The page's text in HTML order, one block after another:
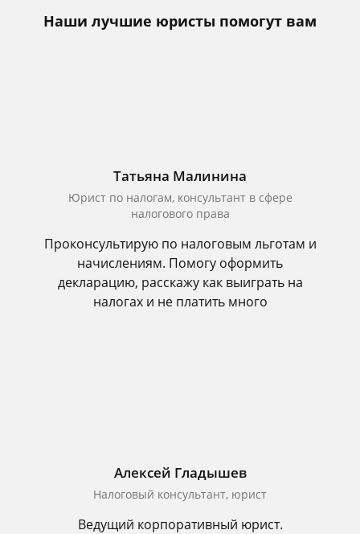
Наши лучшие юристы помогут вам
Татьяна Малинина
Юрист по налогам, консультант в сфере
налогового права
Проконсультирую по налоговым льготам и
начислениям. Помогу оформить
декларацию, расскажу как выиграть на
налогах и не платить много
Алексей Гладышев
Налоговый консультант, юрист
Ведущий корпоративный юрист.